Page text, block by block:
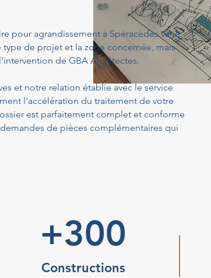
pour agrandissement à Spéracèdes varie
de projet et la zone concernée, mais
de GBA Architectes.
et notre relation établie avec le service
l'accélération du traitement de votre
est parfaitement complet et conforme
de pièces complémentaires qui
+300
Constructions